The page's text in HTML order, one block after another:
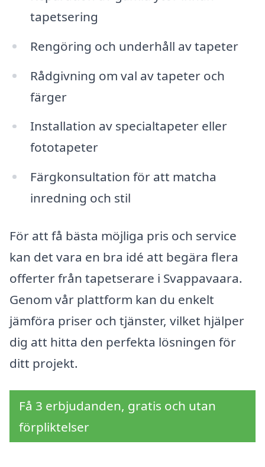
tapetsering
Rengöring och underhåll av tapeter
Rådgivning om val av tapeter och
färger
Installation av specialtapeter eller
fototapeter
Färgkonsultation för att matcha
inredning och stil
För att få bästa möjliga pris och service
kan det vara en bra idé att begära flera
offerter från tapetserare i Svappavaara.
Genom vår plattform kan du enkelt
jämföra priser och tjänster, vilket hjälper
dig att hitta den perfekta lösningen för
ditt projekt.
Få 3 erbjudanden, gratis och utan
förpliktelser